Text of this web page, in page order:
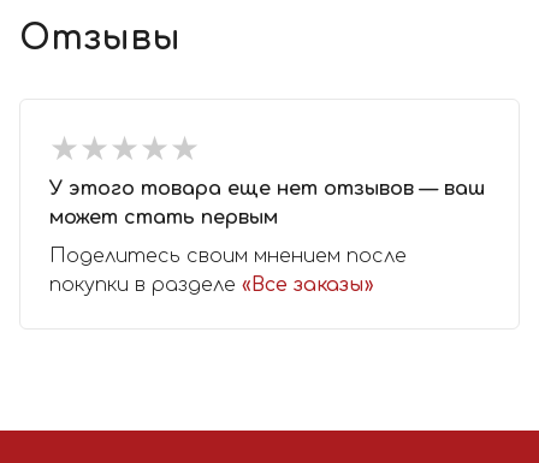
Отзывы
★★★★★
★★★★★
У этого товара еще нет отзывов — ваш
может стать первым
Поделитесь своим мнением после
покупки в разделе «Все заказы»